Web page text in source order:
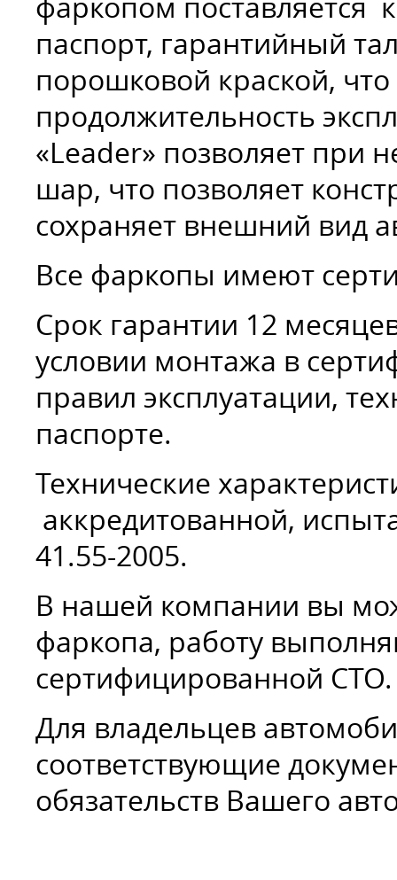
паспорт, гарантийный
порошковой краской,
продолжительность
«Leader» позволяет при
шар, что позволяет
сохраняет внешний вид
Все фаркопы имеют
Срок гарантии 12
условии монтажа в
правил эксплуатации,
паспорте.
Технические
аккредитованной,
41.55-2005.
В нашей компании вы
фаркопа, работу
сертифицированной СТО.
Для владельцев
соответствующие
обязательств Вашего